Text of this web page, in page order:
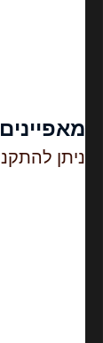
מאפיינים
ניתן